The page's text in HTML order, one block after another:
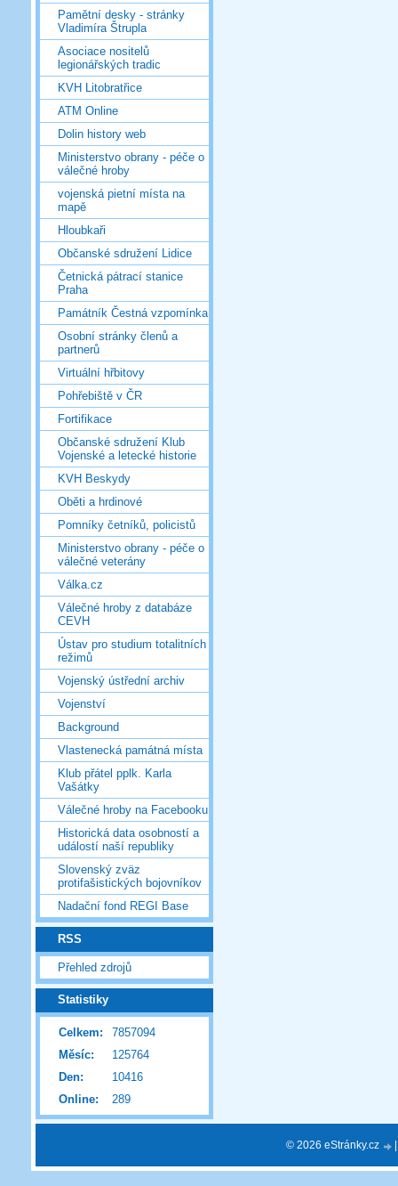
Pamětní desky - stránky
Vladimíra Štrupla
Asociace nositelů
legionářských tradic
KVH Litobratřice
ATM Online
Dolin history web
Ministerstvo obrany - péče o
válečné hroby
vojenská pietní místa na
mapě
Hloubkaři
Občanské sdružení Lidice
Četnická pátrací stanice
Praha
Památník Čestná vzpomínka
Osobní stránky členů a
partnerů
Virtuální hřbitovy
Pohřebiště v ČR
Fortifikace
Občanské sdružení Klub
Vojenské a letecké historie
KVH Beskydy
Oběti a hrdinové
Pomníky četníků, policistů
Ministerstvo obrany - péče o
válečné veterány
Válka.cz
Válečné hroby z databáze
CEVH
Ústav pro studium totalitních
režimů
Vojenský ústřední archiv
Vojenství
Background
Vlastenecká památná místa
Klub přátel pplk. Karla
Vašátky
Válečné hroby na Facebooku
Historická data osobností a
událostí naší republiky
Slovenský zväz
protifašistických bojovníkov
Nadační fond REGI Base
RSS
Přehled zdrojů
Statistiky
Online: 289
Celkem:
7857094
Měsíc:
125764
Den:
10416
© 2026 eStránky.cz